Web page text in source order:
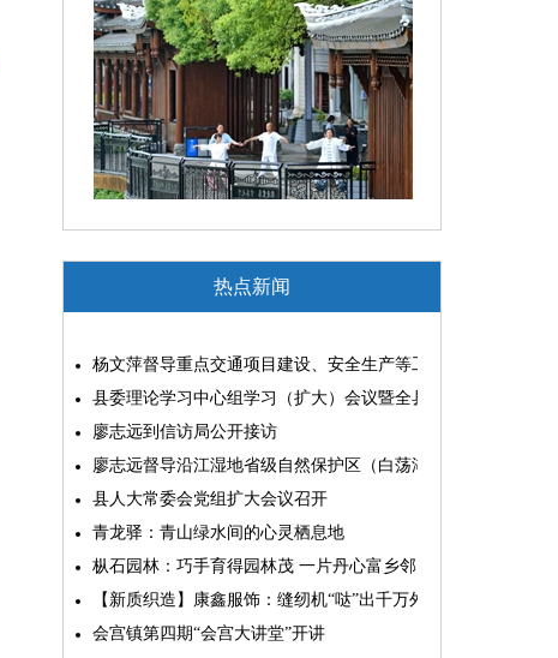
热点新闻
杨文萍督导重点交通项目建设、安全生产等工作
县委理论学习中心组学习（扩大）会议暨全县“两为”能力素质
廖志远到信访局公开接访
廖志远督导沿江湿地省级自然保护区（白荡湖片区）问题整改
县人大常委会党组扩大会议召开
青龙驿：青山绿水间的心灵栖息地
枞石园林：巧手育得园林茂 一片丹心富乡邻
【新质织造】康鑫服饰：缝纫机“哒”出千万外贸大生意
会宫镇第四期“会宫大讲堂”开讲